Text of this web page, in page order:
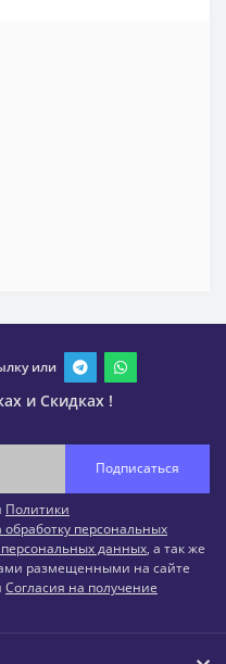
или
и Скидках !
Подписаться
Политики
обработку персональных
данных, а так же
размещенными на сайте
Согласия на получение